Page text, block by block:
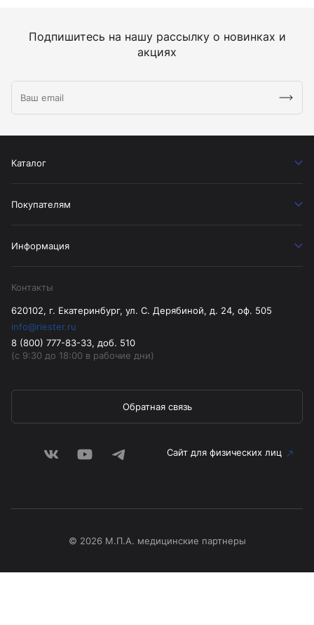
Подпишитесь на нашу рассылку о новинках и
акциях
Каталог
Покупателям
Информация
Контакты
620102, г. Екатеринбург, ул. С. Дерябиной, д. 24, оф. 505
info@riester.ru
8 (800) 777-83-33, доб. 510
(с 9:30 до 18:00 в рабочие дни)
Обратная связь
Сайт для физических лиц
© 2026 М.П.А. медицинские партнеры